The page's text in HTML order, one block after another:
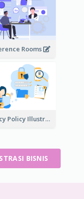
Rooms
Privacy Policy Illustration
BISNIS